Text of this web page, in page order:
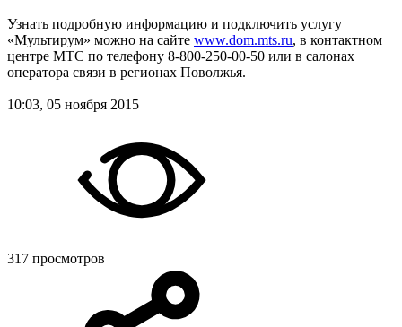
Узнать подробную информацию и подключить услугу
«Мультирум» можно на сайте www.dom.mts.ru, в контактном
центре МТС по телефону 8-800-250-00-50 или в салонах
оператора связи в регионах Поволжья.
10:03, 05 ноября 2015
317 просмотров